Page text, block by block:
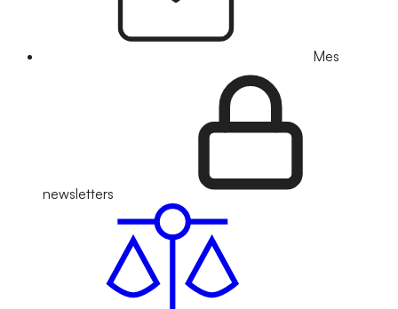
Mes
newsletters